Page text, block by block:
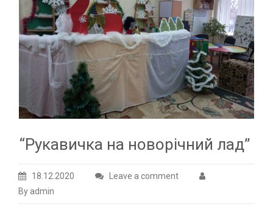
“Рукавичка на новорічний лад”
18.12.2020
Leave a comment
By admin